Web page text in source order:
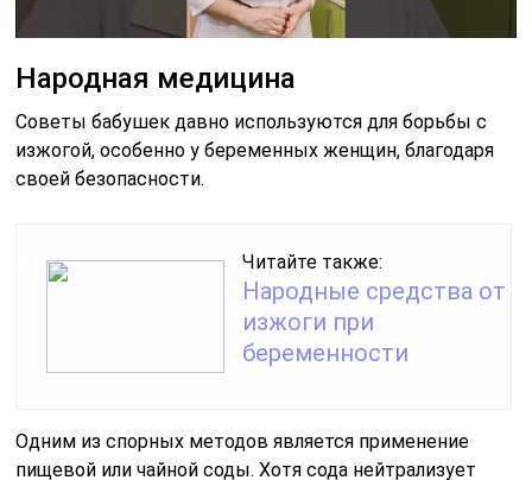
Народная медицина
Советы бабушек давно используются для борьбы с
изжогой, особенно у беременных женщин, благодаря
своей безопасности.
Читайте также:
Народные средства от
изжоги при
беременности
Одним из спорных методов является применение
пищевой или чайной соды. Хотя сода нейтрализует